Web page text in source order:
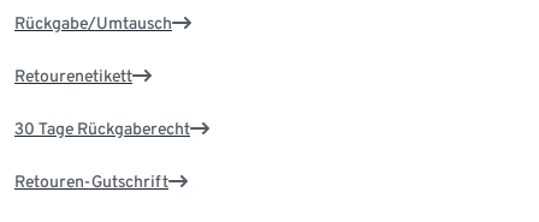
Rückgabe/Umtausch
Retourenetikett
30 Tage Rückgaberecht
Retouren-Gutschrift